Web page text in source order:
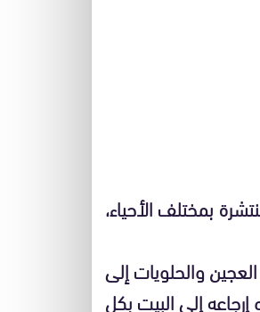
بمختلف الأحياء،
والحلويات إلى
إرجاعه إلى البيت بكل